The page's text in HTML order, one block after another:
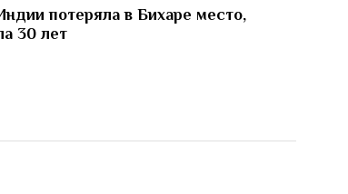
потеряла в Бихаре место,
30 лет